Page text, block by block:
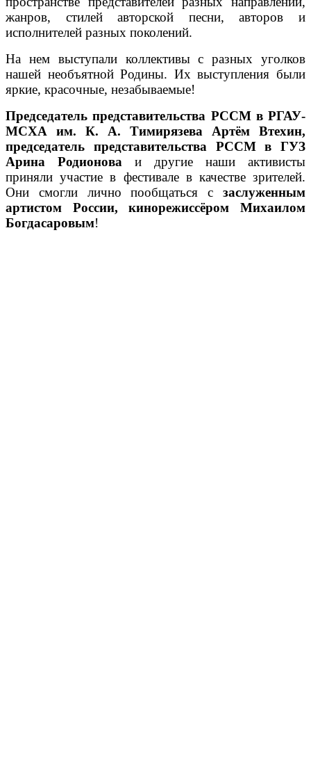
жанров, стилей авторской песни, авторов и
исполнителей разных поколений.
На нем выступали коллективы с разных уголков
нашей необъятной Родины. Их выступления были
яркие, красочные, незабываемые!
Председатель представительства РССМ в РГАУ-
МСХА им. К. А. Тимирязева Артём Втехин,
председатель представительства РССМ в ГУЗ
Арина Родионова и другие наши активисты
приняли участие в фестивале в качестве зрителей.
Они смогли лично пообщаться с заслуженным
артистом России, кинорежиссёром Михаилом
Богдасаровым!